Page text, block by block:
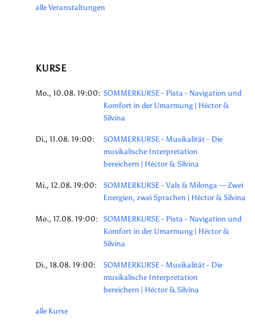
alle Veranstaltungen
KURSE
Mo., 10.08. 19:00: SOMMERKURSE - Pista - Navigation und
Komfort in der Umarmung | Héctor &
Silvina
Di., 11.08. 19:00:
SOMMERKURSE - Musikalität - Die
musikalische Interpretation
bereichern | Héctor & Silvina
Mi., 12.08. 19:00:
SOMMERKURSE - Vals & Milonga — Zwei
Energien, zwei Sprachen | Héctor & Silvina
Mo., 17.08. 19:00: SOMMERKURSE - Pista - Navigation und
Komfort in der Umarmung | Héctor &
Silvina
Di., 18.08. 19:00:
SOMMERKURSE - Musikalität - Die
musikalische Interpretation
bereichern | Héctor & Silvina
alle Kurse